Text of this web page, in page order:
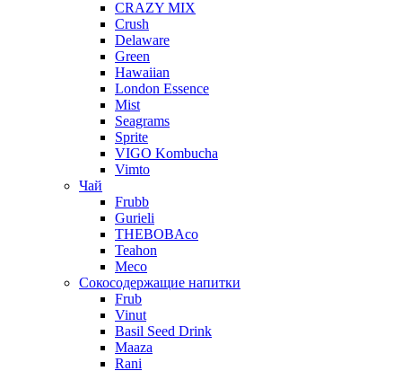
CRAZY MIX
Crush
Delaware
Green
Hawaiian
London Essence
Mist
Seagrams
Sprite
VIGO Kombucha
Vimto
Чай
Frubb
Gurieli
THEBOBAco
Teahon
Meco
Сокосодержащие напитки
Frub
Vinut
Basil Seed Drink
Maaza
Rani